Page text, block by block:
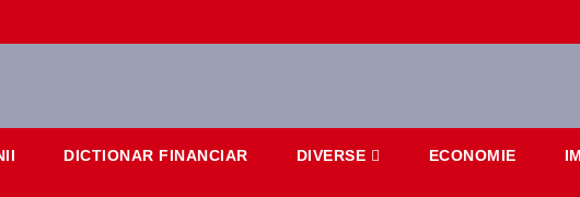
DICTIONAR FINANCIAR DIVERSE ECONOMIE